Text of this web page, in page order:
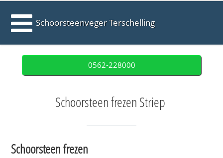
Schoorsteenveger Terschelling
0562-228000
Schoorsteen frezen Striep
Schoorsteen frezen